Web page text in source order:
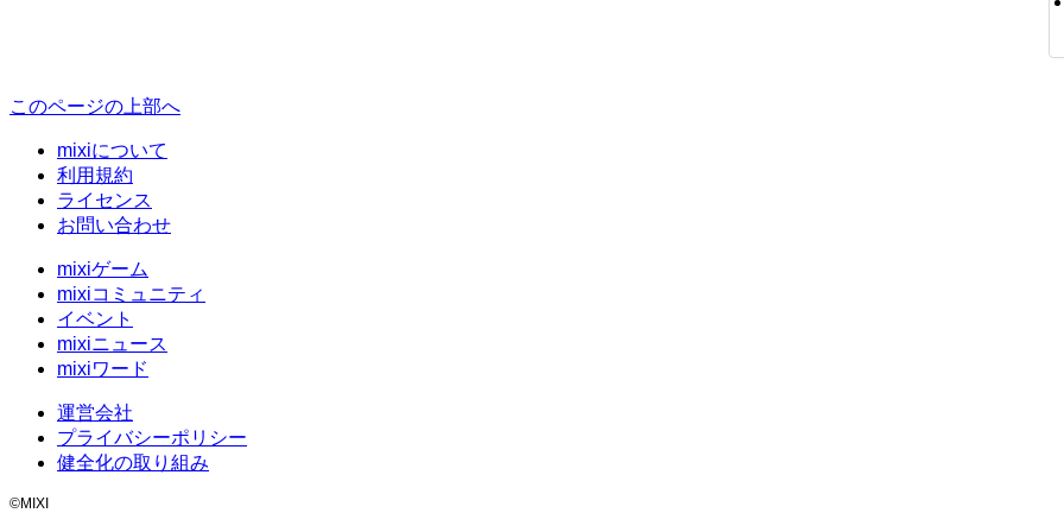
このページの上部へ
mixiについて
利用規約
ライセンス
お問い合わせ
mixiゲーム
mixiコミュニティ
イベント
mixiニュース
mixiワード
運営会社
プライバシーポリシー
健全化の取り組み
©MIXI